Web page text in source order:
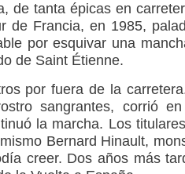
de tanta épicas en
de Francia, en 1985,
por esquivar una
de Saint Étienne.
por fuera de la
sangrantes, corrió en
la marcha. Los
Bernard Hinault,
creer. Dos años más